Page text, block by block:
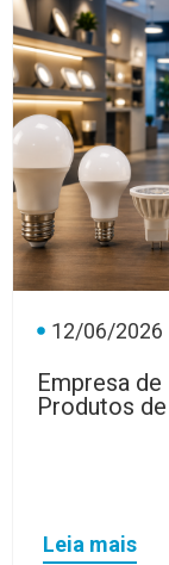
12/06/2026
Empresa
Produtos
Leia mais